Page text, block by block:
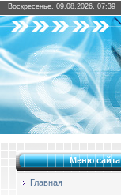
Воскресенье, 09.08.2026, 07:39
Меню сайта
Главная